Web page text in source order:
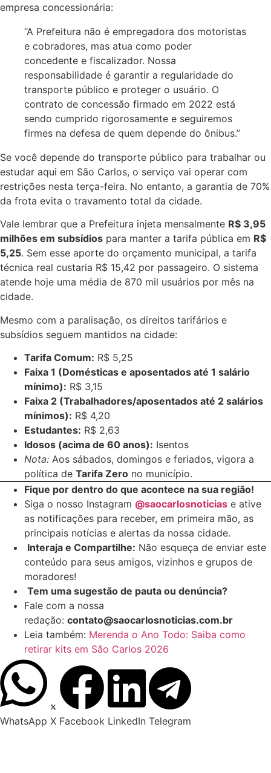
empresa concessionária:
“A Prefeitura não é empregadora dos motoristas
e cobradores, mas atua como poder
concedente e fiscalizador. Nossa
responsabilidade é garantir a regularidade do
transporte público e proteger o usuário. O
contrato de concessão firmado em 2022 está
sendo cumprido rigorosamente e seguiremos
firmes na defesa de quem depende do ônibus.”
Se você depende do transporte público para trabalhar ou
estudar aqui em São Carlos, o serviço vai operar com
restrições nesta terça-feira. No entanto, a garantia de 70%
da frota evita o travamento total da cidade.
Vale lembrar que a Prefeitura injeta mensalmente R$ 3,95
milhões em subsídios para manter a tarifa pública em R$
5,25. Sem esse aporte do orçamento municipal, a tarifa
técnica real custaria R$ 15,42 por passageiro. O sistema
atende hoje uma média de 870 mil usuários por mês na
cidade.
Mesmo com a paralisação, os direitos tarifários e
subsídios seguem mantidos na cidade:
Tarifa Comum: R$ 5,25
Faixa 1 (Domésticas e aposentados até 1 salário
mínimo): R$ 3,15
Faixa 2 (Trabalhadores/aposentados até 2 salários
mínimos): R$ 4,20
Estudantes: R$ 2,63
Idosos (acima de 60 anos): Isentos
Nota: Aos sábados, domingos e feriados, vigora a
política de Tarifa Zero no município.
Fique por dentro do que acontece na sua região!
Siga o nosso Instagram @saocarlosnoticias e ative
as notificações para receber, em primeira mão, as
principais notícias e alertas da nossa cidade.
Interaja e Compartilhe: Não esqueça de enviar este
conteúdo para seus amigos, vizinhos e grupos de
moradores!
Tem uma sugestão de pauta ou denúncia?
Fale com a nossa
redação: contato@saocarlosnoticias.com.br
Leia também: Merenda o Ano Todo: Saiba como
retirar kits em São Carlos 2026
WhatsApp X Facebook LinkedIn Telegram